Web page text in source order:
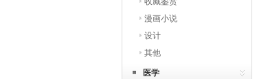
漫画小说
设计
其他
医学